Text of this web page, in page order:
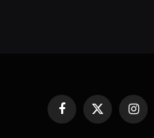
FacebookX
(Twitter)